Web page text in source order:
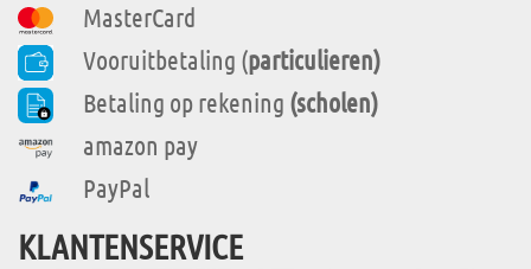
MasterCard
Vooruitbetaling (particulieren)
Betaling op rekening (scholen)
amazon pay
PayPal
KLANTENSERVICE